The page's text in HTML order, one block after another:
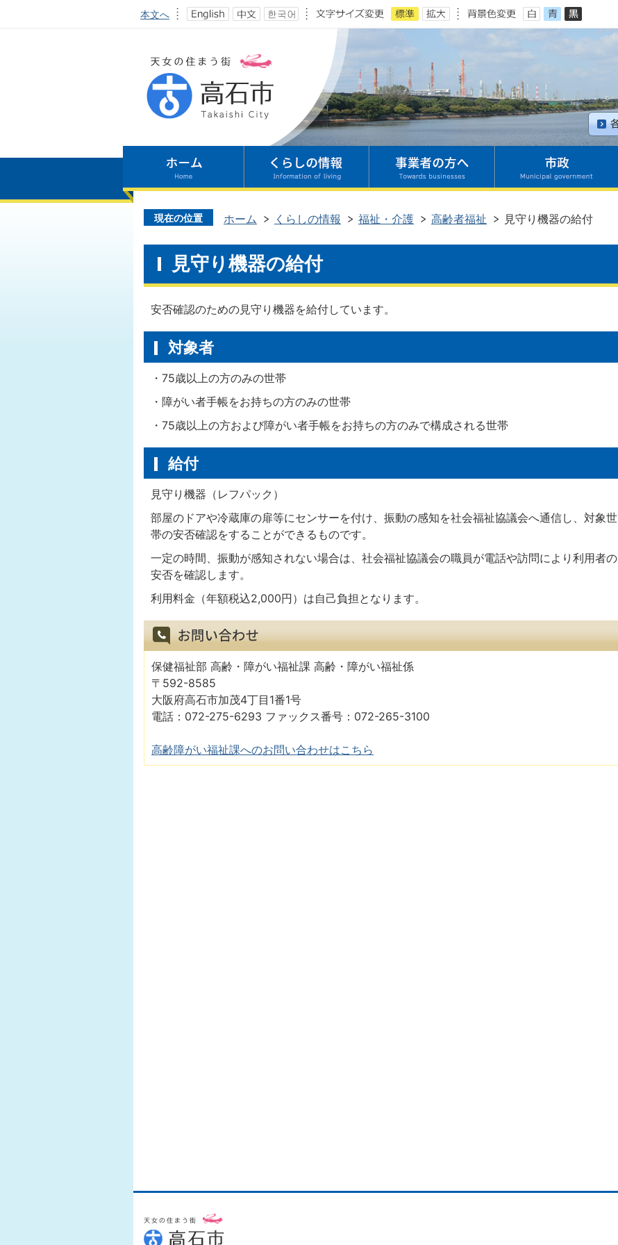
本文へ
現在の位置 ホーム くらしの情報 福祉・介護 高齢者福祉 見守り機器の給付
見守り機器の給付
安否確認のための見守り機器を給付しています。
対象者
・75歳以上の方のみの世帯
・障がい者手帳をお持ちの方のみの世帯
・75歳以上の方および障がい者手帳をお持ちの方のみで構成される世帯
給付
見守り機器（レフパック）
部屋のドアや冷蔵庫の扉等にセンサーを付け、振動の感知を社会福祉協議会へ通信し、対象世
帯の安否確認をすることができるものです。
一定の時間、振動が感知されない場合は、社会福祉協議会の職員が電話や訪問により利用者の
安否を確認します。
利用料金（年額税込2,000円）は自己負担となります。
保健福祉部 高齢・障がい福祉課 高齢・障がい福祉係
〒592-8585
大阪府高石市加茂4丁目1番1号
電話：072-275-6293 ファックス番号：072-265-3100
高齢障がい福祉課へのお問い合わせはこちら